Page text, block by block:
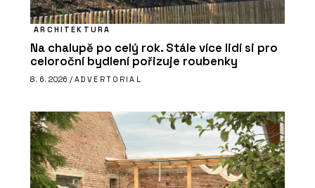
ARCHITEKTURA
Na chalupě po celý rok. Stále více lidí si pro
celoroční bydlení pořizuje roubenky
8. 6. 2026 / ADVERTORIAL